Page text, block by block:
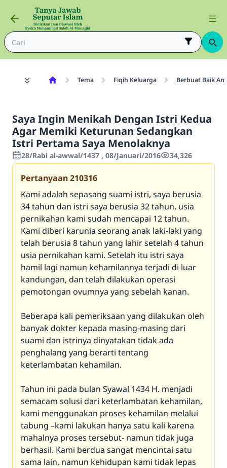
Tema Fiqih Keluarga Berbuat Baik
Saya Ingin Menikah Dengan Istri Kedua
Agar Memiki Keturunan Sedangkan
Istri Pertama Saya Menolaknya
28/Rabi al-awwal/1437 , 08/Januari/2016 34,326
Pertanyaan210316
Kami adalah sepasang suami istri, saya berusia
34 tahun dan istri saya berusia 32 tahun, usia
pernikahan kami sudah mencapai 12 tahun.
Kami diberi karunia seorang anak laki-laki yang
telah berusia 8 tahun yang lahir setelah 4 tahun
usia pernikahan kami. Setelah itu istri saya
hamil lagi namun kehamilannya terjadi di luar
kandungan, dan telah dilakukan operasi
pemotongan ovumnya yang sebelah kanan.
Beberapa kali pemeriksaan yang dilakukan oleh
banyak dokter kepada masing-masing dari
suami dan istrinya dinyatakan tidak ada
penghalang yang berarti tentang
keterlambatan kehamilan.
Tahun ini pada bulan Syawal 1434 H. menjadi
semacam solusi dari keterlambatan kehamilan,
kami menggunakan proses kehamilan melalui
tabung –kami lakukan hanya satu kali karena
mahalnya proses tersebut- namun tidak juga
berhasil. Kami berdua sangat mencintai satu
sama lain, namun kehidupan kami tidak lepas